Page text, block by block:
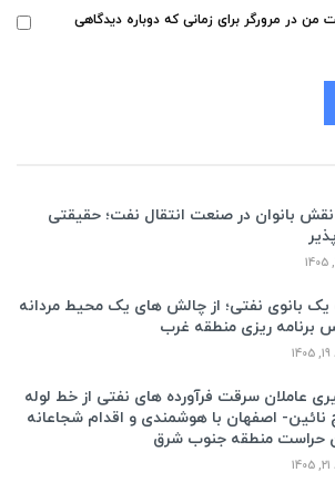
من در مرورگر برای زمانی که دوباره دیدگاهی
نقش بانوان در صنعت انتقال نفت؛ حقیقتی
یک بانوی نفتی؛ از چالش های یک محیط مردانه
برنامه ریزی منطقه غرب
عاملان سرقت فرآورده های نفتی از خط لوله
نائین- اصفهان با هوشمندی و اقدام شجاعانه
حراست منطقه جنوب شرق